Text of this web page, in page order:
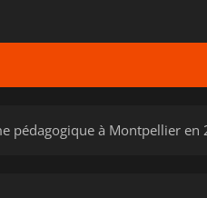
pédagogique à Montpellier